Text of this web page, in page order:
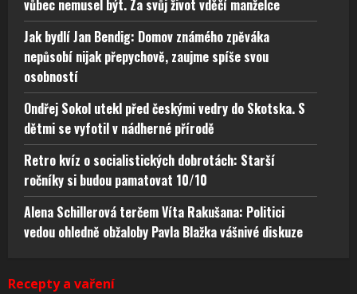
vůbec nemusel být. Za svůj život vděčí manželce
Jak bydlí Jan Bendig: Domov známého zpěváka
nepůsobí nijak přepychově, zaujme spíše svou
osobností
Ondřej Sokol utekl před českými vedry do Skotska. S
dětmi se vyfotil v nádherné přírodě
Retro kvíz o socialistických dobrotách: Starší
ročníky si budou pamatovat 10/10
Alena Schillerová terčem Víta Rakušana: Politici
vedou ohledně obžaloby Pavla Blažka vášnivé diskuze
Recepty a vaření